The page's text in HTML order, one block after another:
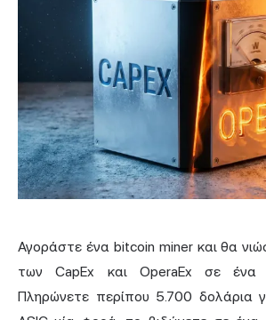
Αγοράστε ένα bitcoin miner και θα
των CapEx και OperaEx σε ένα
Πληρώνετε περίπου 5.700 δολάρια